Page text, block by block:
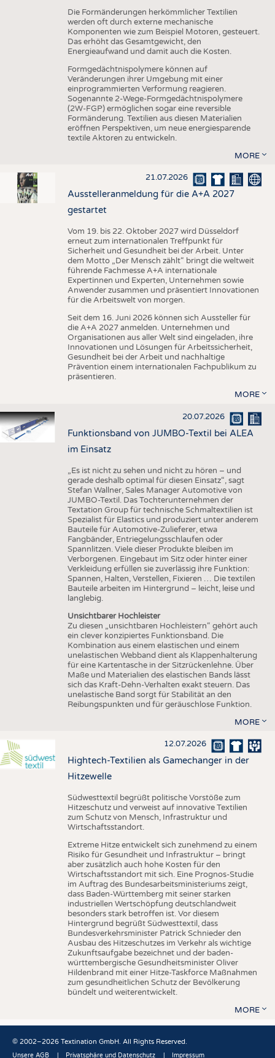
Die Formänderungen herkömmlicher Textilien
werden oft durch externe mechanische
Komponenten wie zum Beispiel Motoren, gesteuert.
Das erhöht das Gesamtgewicht, den
Energieaufwand und damit auch die Kosten.
Formgedächtnispolymere können auf
Veränderungen ihrer Umgebung mit einer
einprogrammierten Verformung reagieren.
Sogenannte 2-Wege-Formgedächtnispolymere
(2W-FGP) ermöglichen sogar eine reversible
Formänderung. Textilien aus diesen Materialien
eröffnen Perspektiven, um neue energiesparende
textile Aktoren zu entwickeln.
MORE
21.07.2026
Ausstelleranmeldung für die A+A 2027
gestartet
Vom 19. bis 22. Oktober 2027 wird Düsseldorf
erneut zum internationalen Treffpunkt für
Sicherheit und Gesundheit bei der Arbeit. Unter
dem Motto „Der Mensch zählt“ bringt die weltweit
führende Fachmesse A+A internationale
Expertinnen und Experten, Unternehmen sowie
Anwender zusammen und präsentiert Innovationen
für die Arbeitswelt von morgen.
Seit dem 16. Juni 2026 können sich Aussteller für
die A+A 2027 anmelden. Unternehmen und
Organisationen aus aller Welt sind eingeladen, ihre
Innovationen und Lösungen für Arbeitssicherheit,
Gesundheit bei der Arbeit und nachhaltige
Prävention einem internationalen Fachpublikum zu
präsentieren.
MORE
20.07.2026
Funktionsband von JUMBO-Textil bei ALEA
im Einsatz
„Es ist nicht zu sehen und nicht zu hören – und
gerade deshalb optimal für diesen Einsatz“, sagt
Stefan Wallner, Sales Manager Automotive von
JUMBO-Textil. Das Tochterunternehmen der
Textation Group für technische Schmaltextilien ist
Spezialist für Elastics und produziert unter anderem
Bauteile für Automotive-Zulieferer, etwa
Fangbänder, Entriegelungsschlaufen oder
Spannlitzen. Viele dieser Produkte bleiben im
Verborgenen. Eingebaut im Sitz oder hinter einer
Verkleidung erfüllen sie zuverlässig ihre Funktion:
Spannen, Halten, Verstellen, Fixieren … Die textilen
Bauteile arbeiten im Hintergrund – leicht, leise und
langlebig.
Unsichtbarer Hochleister
Zu diesen „unsichtbaren Hochleistern“ gehört auch
ein clever konzipiertes Funktionsband. Die
Kombination aus einem elastischen und einem
unelastischen Webband dient als Klappenhalterung
für eine Kartentasche in der Sitzrückenlehne. Über
Maße und Materialien des elastischen Bands lässt
sich das Kraft-Dehn-Verhalten exakt steuern. Das
unelastische Band sorgt für Stabilität an den
Reibungspunkten und für geräuschlose Funktion.
MORE
12.07.2026
Hightech-Textilien als Gamechanger in der
Hitzewelle
Südwesttextil begrüßt politische Vorstöße zum
Hitzeschutz und verweist auf innovative Textilien
zum Schutz von Mensch, Infrastruktur und
Wirtschaftsstandort.
Extreme Hitze entwickelt sich zunehmend zu einem
Risiko für Gesundheit und Infrastruktur – bringt
aber zusätzlich auch hohe Kosten für den
Wirtschaftsstandort mit sich. Eine Prognos-Studie
im Auftrag des Bundesarbeitsministeriums zeigt,
dass Baden-Württemberg mit seiner starken
industriellen Wertschöpfung deutschlandweit
besonders stark betroffen ist. Vor diesem
Hintergrund begrüßt Südwesttextil, dass
Bundesverkehrsminister Patrick Schnieder den
Ausbau des Hitzeschutzes im Verkehr als wichtige
Zukunftsaufgabe bezeichnet und der baden-
württembergische Gesundheitsminister Oliver
Hildenbrand mit einer Hitze-Taskforce Maßnahmen
zum gesundheitlichen Schutz der Bevölkerung
bündelt und weiterentwickelt.
MORE
© 2002–2026 Textination GmbH. All Rights Reserved.
Unsere AGB Privatsphäre und Datenschutz Impressum